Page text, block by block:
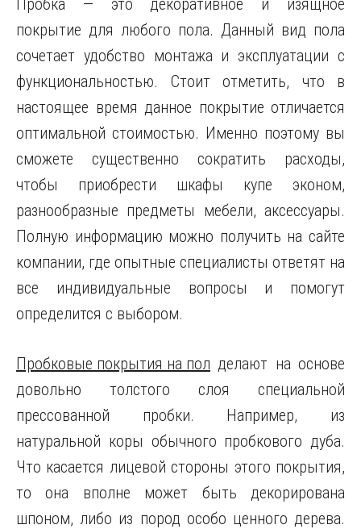
Пробка — это декоративное и изящное
покрытие для любого пола. Данный вид пола
сочетает удобство монтажа и эксплуатации с
функциональностью. Стоит отметить, что в
настоящее время данное покрытие отличается
оптимальной стоимостью. Именно поэтому вы
сможете существенно сократить расходы,
чтобы приобрести шкафы купе эконом,
разнообразные предметы мебели, аксессуары.
Полную информацию можно получить на сайте
компании, где опытные специалисты ответят на
все индивидуальные вопросы и помогут
определится с выбором.
Пробковые покрытия на пол делают на основе
довольно толстого слоя специальной
прессованной пробки. Например, из
натуральной коры обычного пробкового дуба.
Что касается лицевой стороны этого покрытия,
то она вполне может быть декорирована
шпоном, либо из пород особо ценного дерева.